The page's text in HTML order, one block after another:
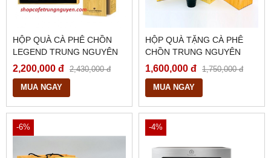
HỘP QUÀ CÀ PHÊ CHỒN
LEGEND TRUNG NGUYÊN
2,200,000 đ 2,430,000 đ
MUA NGAY
HỘP QUÀ TẶNG CÀ PHÊ
CHỒN TRUNG NGUYÊN
LEGEND
1,600,000 đ 1,750,000 đ
MUA NGAY
-6% -4%